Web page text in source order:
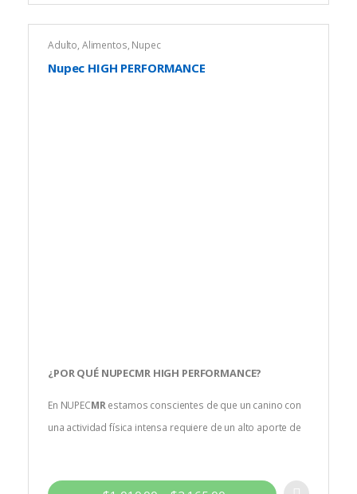
Adulto, Alimentos, Nupec
Nupec HIGH PERFORMANCE
¿POR QUÉ NUPECMRHIGH PERFORMANCE?
En NUPECMRestamos conscientes de que un canino con
una actividad física intensa requiere de un alto aporte de